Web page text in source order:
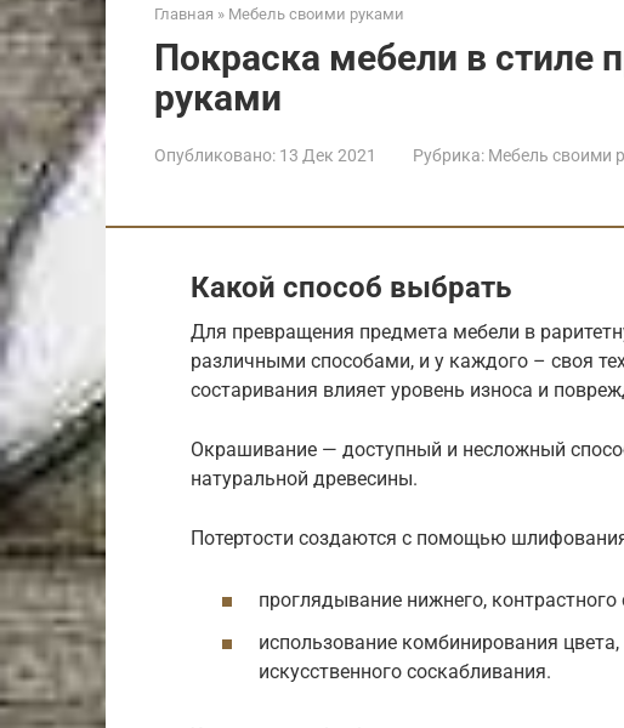
Главная » Мебель своими руками
Покраска мебели в стиле
руками
Опубликовано: 13 Дек 2021 Рубрика: Мебель своими
Какой способ выбрать
Для превращения предмета мебели в
различными способами, и у каждого – своя
состаривания влияет уровень износа и
Окрашивание — доступный и несложный
натуральной древесины.
Потертости создаются с помощью
проглядывание нижнего, контрастного
использование комбинирования
искусственного соскабливания.